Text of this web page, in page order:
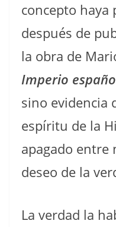
concepto haya
después de
la obra de
Imperio
sino evidencia
espíritu de la
apagado entre
deseo de la
La verdad la